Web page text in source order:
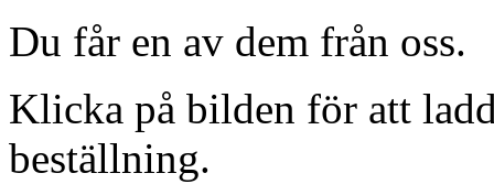
Du får en av dem från oss.
Klicka på bilden för att
beställning.